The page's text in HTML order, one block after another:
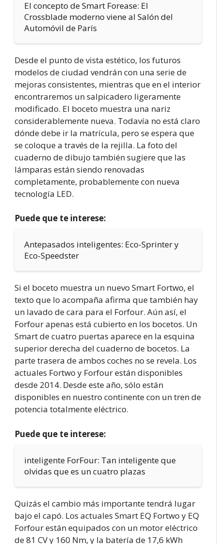
El concepto de Smart Forease: El
Crossblade moderno viene al Salón del
Automóvil de París
Desde el punto de vista estético, los futuros
modelos de ciudad vendrán con una serie de
mejoras consistentes, mientras que en el interior
encontraremos un salpicadero ligeramente
modificado. El boceto muestra una nariz
considerablemente nueva. Todavía no está claro
dónde debe ir la matrícula, pero se espera que
se coloque a través de la rejilla. La foto del
cuaderno de dibujo también sugiere que las
lámparas están siendo renovadas
completamente, probablemente con nueva
tecnología LED.
Puede que te interese:
Antepasados inteligentes: Eco-Sprinter y
Eco-Speedster
Si el boceto muestra un nuevo Smart Fortwo, el
texto que lo acompaña afirma que también hay
un lavado de cara para el Forfour. Aún así, el
Forfour apenas está cubierto en los bocetos. Un
Smart de cuatro puertas aparece en la esquina
superior derecha del cuaderno de bocetos. La
parte trasera de ambos coches no se revela. Los
actuales Fortwo y Forfour están disponibles
desde 2014. Desde este año, sólo están
disponibles en nuestro continente con un tren de
potencia totalmente eléctrico.
Puede que te interese:
inteligente ForFour: Tan inteligente que
olvidas que es un cuatro plazas
Quizás el cambio más importante tendrá lugar
bajo el capó. Los actuales Smart EQ Fortwo y EQ
Forfour están equipados con un motor eléctrico
de 81 CV y 160 Nm, y la batería de 17,6 kWh